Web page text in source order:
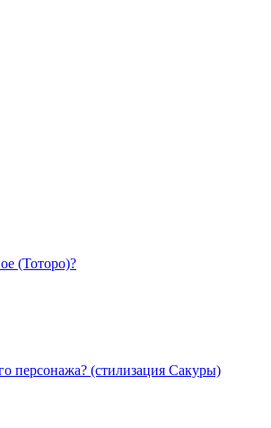
(Тоторо)?
персонажа? (стилизация Сакуры)